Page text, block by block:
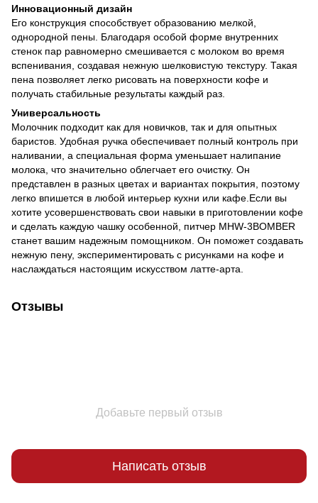
Инновационный дизайн
Его конструкция способствует образованию мелкой,
однородной пены. Благодаря особой форме внутренних
стенок пар равномерно смешивается с молоком во время
вспенивания, создавая нежную шелковистую текстуру. Такая
пена позволяет легко рисовать на поверхности кофе и
получать стабильные результаты каждый раз.
Универсальность
Молочник подходит как для новичков, так и для опытных
баристов. Удобная ручка обеспечивает полный контроль при
наливании, а специальная форма уменьшает налипание
молока, что значительно облегчает его очистку. Он
представлен в разных цветах и ​​вариантах покрытия, поэтому
легко впишется в любой интерьер кухни или кафе.Если вы
хотите усовершенствовать свои навыки в приготовлении кофе
и сделать каждую чашку особенной, питчер MHW-3BOMBER
станет вашим надежным помощником. Он поможет создавать
нежную пену, экспериментировать с рисунками на кофе и
наслаждаться настоящим искусством латте-арта.
Отзывы
Добавьте первый отзыв
Написать отзыв